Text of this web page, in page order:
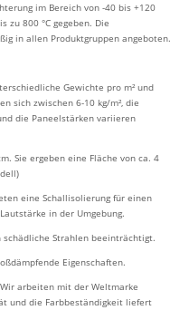
im Bereich von -40 bis +120
zu 800 °C gegeben. Die
in allen Produktgruppen angeboten.
Gewichte pro m² und
sich zwischen 6-10 kg/m², die
die Paneelstärken variieren
Sie ergeben eine Fläche von ca. 4
eine Schallisolierung für einen
in der Umgebung.
schädliche Strahlen beeinträchtigt.
Eigenschaften.
arbeiten mit der Weltmarke
und die Farbbeständigkeit liefert